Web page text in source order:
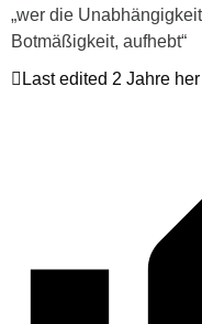
„wer die
Botmäßigkeit, aufhebt“
Last edited 2 Jahre